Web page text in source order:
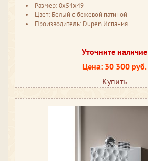
Размер: 0x54x49
Цвет: Белый с бежевой патиной
Производитель: Dupen Испания
Уточните наличие
Цена: 30 300 руб.
Купить